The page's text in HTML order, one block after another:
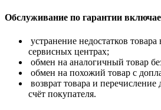
Обслуживание по гарантии
устранение недостатков
сервисных центрах;
обмен на аналогичный товар
обмен на похожий товар с
возврат товара и
счёт покупателя.